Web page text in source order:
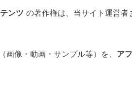
ンツ の著作権は、当サイト運営者
画像・動画・サンプル等）を、 ア